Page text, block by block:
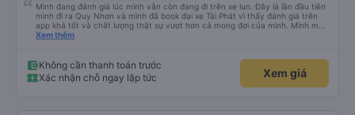
Mình đang đánh giá lúc mình vẫn còn đang đi trên xe lun. Đây là lần đầu tiên
mình đi ra Quy Nhơn và mình đã book đại xe Tài Phát vì thấy đánh giá trên
app khá tốt và chất lượng thật sự vượt hơn cả mong đợi của mình. Mình mua
giường đôi và vừa đủ cho 2 người. Nhân viên của nhà xe phải nói là siêu nhiệt
trung chuyển và lên xe lớn thì luôn hỗ trợ xách vali giùm tụi mình. Trên xe thì
có cả bánh và sữa miễn phí cho khách còn chuẩn bị cả thuốc say xe, dép,
mền, gối và đặc biệt là có gối ôm. Nchung là phải chấm nhà xe 10 sao mới
Xem thêm
Không cần thanh toán trước
Xác nhận chỗ ngay lập tức
Xem giá